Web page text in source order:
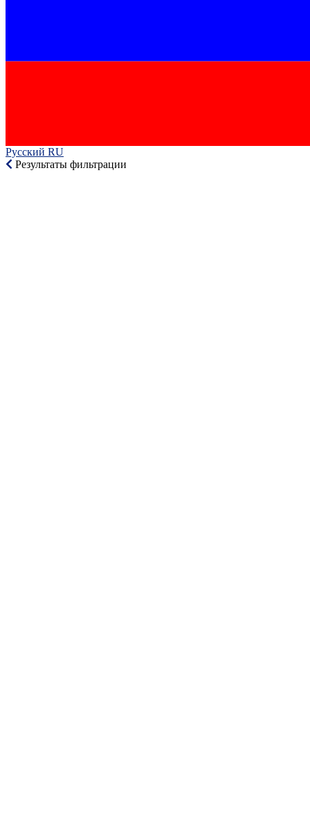
Русский RU‎
Результаты фильтрации